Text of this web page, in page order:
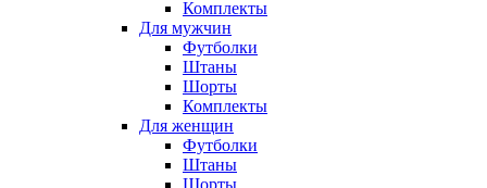
Комплекты
Для мужчин
Футболки
Штаны
Шорты
Комплекты
Для женщин
Футболки
Штаны
Шорты